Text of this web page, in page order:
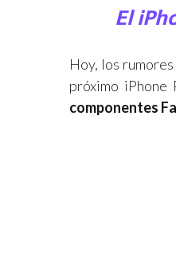
El
Hoy, los
próximo iPhone
componentes